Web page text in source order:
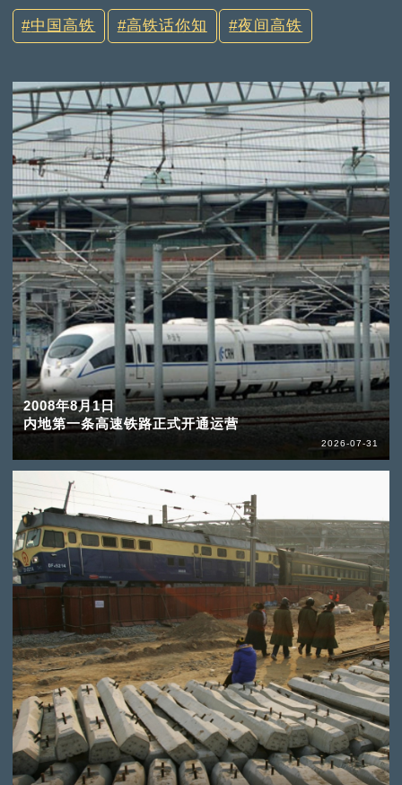
中国高铁 高铁话你知 夜间高铁
2008年8月1日
内地第一条高速铁路正式开通运营
2026-07-31